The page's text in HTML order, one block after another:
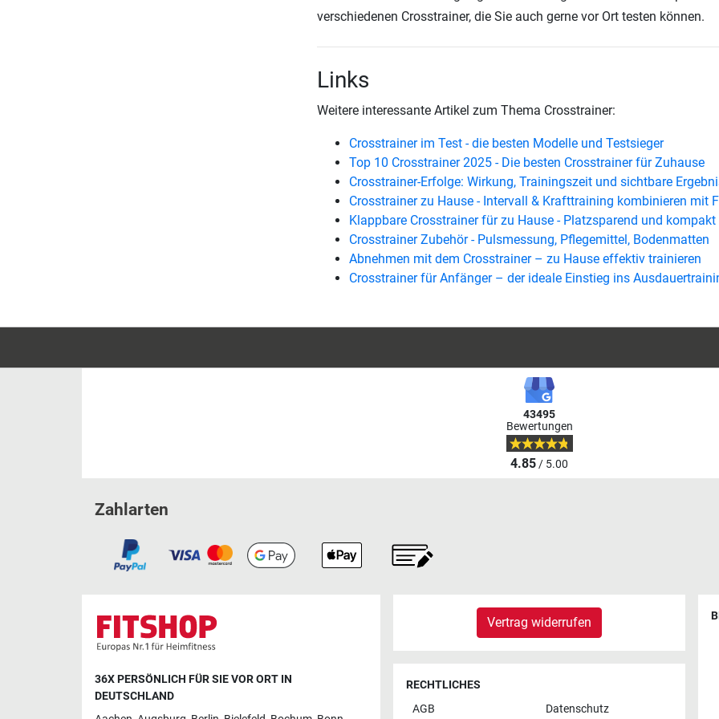
verschiedenen Crosstrainer, die Sie auch gerne vor Ort testen können.
Links
Weitere interessante Artikel zum Thema Crosstrainer:
Crosstrainer im Test - die besten Modelle und Testsieger
Top 10 Crosstrainer 2025 - Die besten Crosstrainer für Zuhause
Crosstrainer-Erfolge: Wirkung, Trainingszeit und sichtbare
Crosstrainer zu Hause - Intervall & Krafttraining kombinieren mit
Klappbare Crosstrainer für zu Hause - Platzsparend und kompakt
Crosstrainer Zubehör - Pulsmessung, Pflegemittel, Bodenmatten
Abnehmen mit dem Crosstrainer – zu Hause effektiv trainieren
Crosstrainer für Anfänger – der ideale Einstieg ins
43495
Bewertungen
4.85/ 5.00
Zahlarten
36X PERSÖNLICH FÜR SIE VOR ORT IN
DEUTSCHLAND
Vertrag widerrufen
RECHTLICHES
AGB
Datenschutz